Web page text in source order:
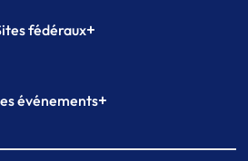
fédéraux+
Formation
événements+
de Paris indoor